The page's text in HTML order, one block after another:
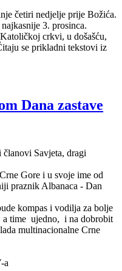
četiri nedjelje prije Božića.
3. prosinca.
crkvi, u došašću,
se prikladni tekstovi iz
Dana zastave
Savjeta, dragi
Gore i u svoje ime od
praznik Albanaca - Dan
kompas i vodilja za bolje
a time ujedno, i na dobrobit
multinacionalne Crne
a